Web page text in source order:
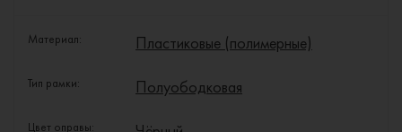
Материал: Пластиковые (полимерные)
Тип рамки: Полуободковая
Цвет оправы: